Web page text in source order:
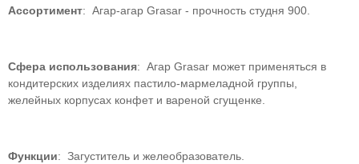
Ассортимент: Агар-агар Grasar - прочность студня 900.
Сфера использования: Агар Grasar может применяться в
кондитерских изделиях пастило-мармеладной группы,
желейных корпусах конфет и вареной сгущенке.
Функции: Загуститель и желеобразователь.